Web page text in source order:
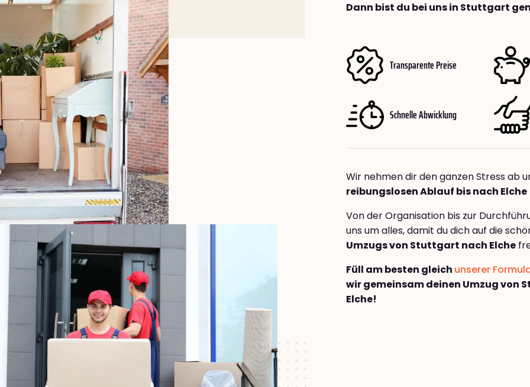
Dann bist du bei uns in Stuttgart
Transparente Preise
Schnelle Abwicklung
Wir nehmen dir den ganzen Stress ab
reibungslosen Ablauf bis nach Elche
Von der Organisation bis zur
uns um alles, damit du dich auf die
Umzugs von Stuttgart nach Elche
Füll am besten gleich unserer
wir gemeinsam deinen Umzug von
Elche!